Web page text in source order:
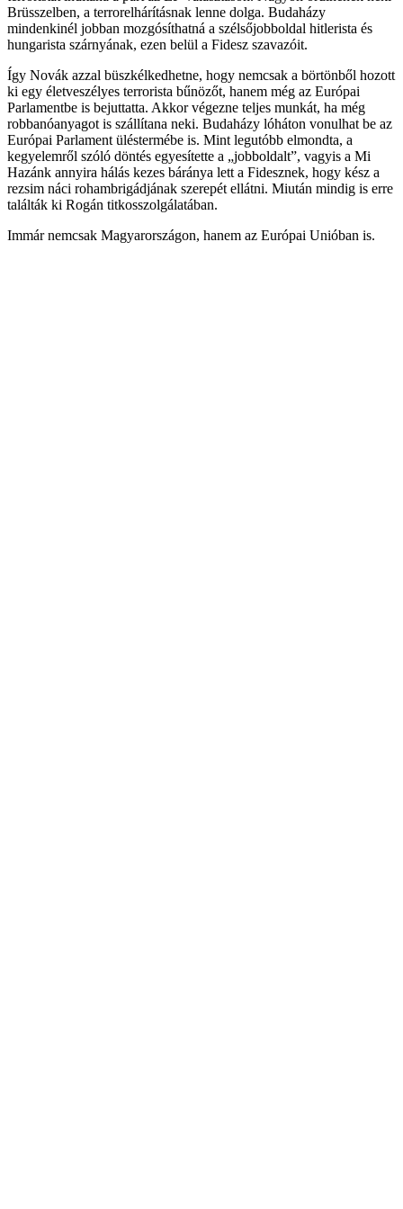
Brüsszelben, a terrorelhárításnak lenne dolga. Budaházy
mindenkinél jobban mozgósíthatná a szélsőjobboldal hitlerista és
hungarista szárnyának, ezen belül a Fidesz szavazóit.
Így Novák azzal büszkélkedhetne, hogy nemcsak a börtönből hozott
ki egy életveszélyes terrorista bűnözőt, hanem még az Európai
Parlamentbe is bejuttatta. Akkor végezne teljes munkát, ha még
robbanóanyagot is szállítana neki. Budaházy lóháton vonulhat be az
Európai Parlament üléstermébe is. Mint legutóbb elmondta, a
kegyelemről szóló döntés egyesítette a „jobboldalt”, vagyis a Mi
Hazánk annyira hálás kezes báránya lett a Fidesznek, hogy kész a
rezsim náci rohambrigádjának szerepét ellátni. Miután mindig is erre
találták ki Rogán titkosszolgálatában.
Immár nemcsak Magyarországon, hanem az Európai Unióban is.